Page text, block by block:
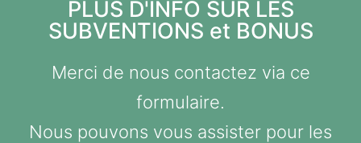
PLUS D'INFO SUR LES
SUBVENTIONS et BONUS
Merci de nous contactez via ce
formulaire.
Nous pouvons vous assister pour les